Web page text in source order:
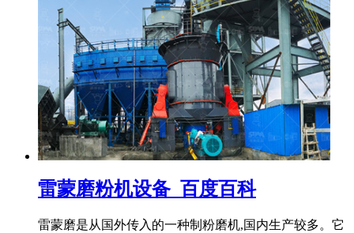
雷蒙磨粉机设备_百度百科
雷蒙磨是从国外传入的一种制粉磨机,国内生产较多。它